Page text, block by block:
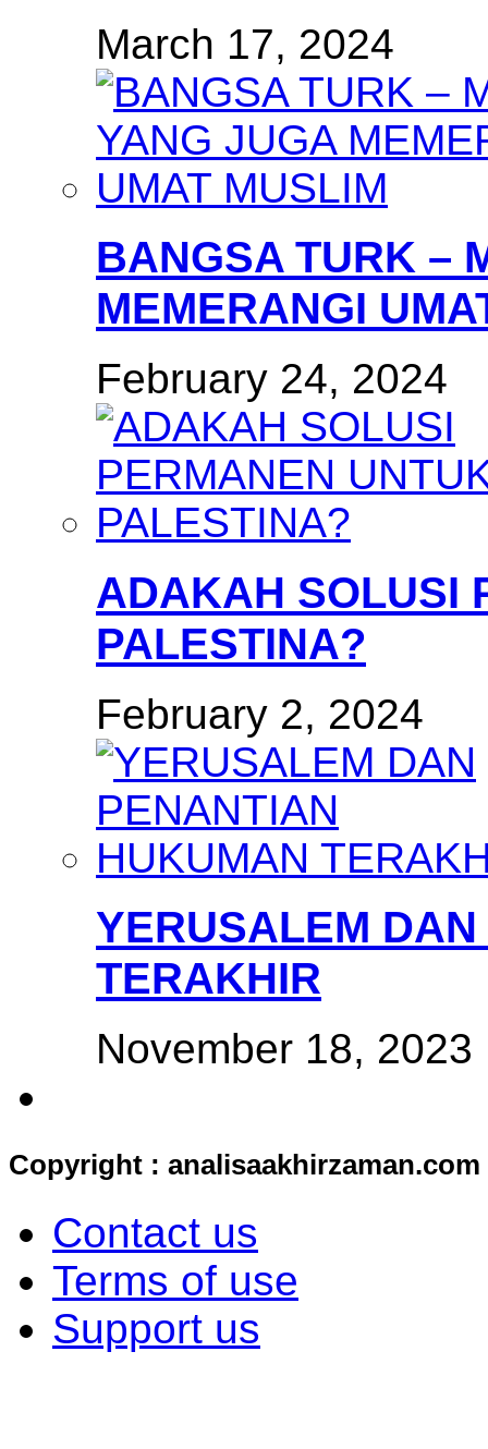
March 17, 2024
BANGSA TURK –
MEMERANGI
February 24, 2024
ADAKAH SOLUSI
PALESTINA?
February 2, 2024
YERUSALEM
TERAKHIR
November 18, 2023
Copyright : analisaakhirzaman.com
Contact us
Terms of use
Support us